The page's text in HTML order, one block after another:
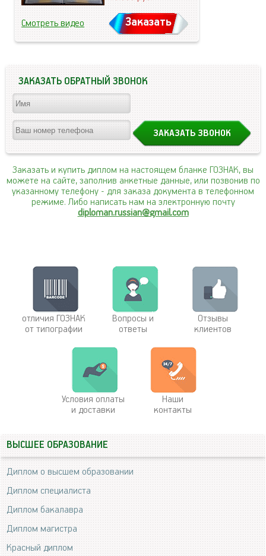
Смотреть видео Заказать
ЗАКАЗАТЬ ОБРАТНЫЙ ЗВОНОК
Заказать и купить диплом на настоящем бланке ГОЗНАК, вы
можете на сайте, заполнив анкетные данные, или позвонив по
указанному телефону - для заказа документа в телефонном
режиме. Либо написать нам на электронную почту
diploman.russian@gmail.com
отличия ГОЗНАК
от типографии
Вопросы и
ответы
Отзывы
клиентов
Условия оплаты
и доставки
Наши
контакты
ВЫСШЕЕ ОБРАЗОВАНИЕ
Диплом о высшем образовании
Диплом специалиста
Диплом бакалавра
Диплом магистра
Красный диплом